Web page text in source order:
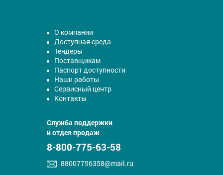
О компании
Доступная среда
Тендеры
Поставщикам
Паспорт доступности
Наши работы
Сервисный центр
Контакты
Служба поддержки
и отдел продаж
8-800-775-63-58
88007756358@mail.ru